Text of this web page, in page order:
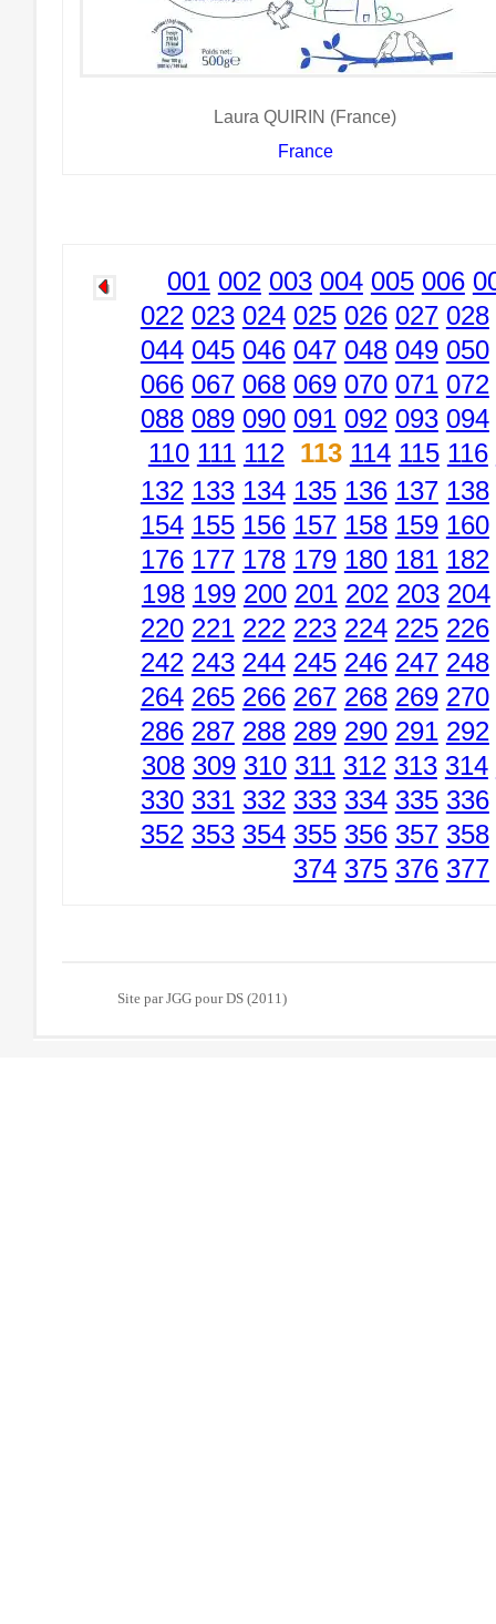
Laura QUIRIN (France)
France
001 002 003 004 005 006
022 023 024 025 026 027 028
044 045 046 047 048 049 050
066 067 068 069 070 071 072
088 089 090 091 092 093 094
110 111 112 113 114 115 116
132 133 134 135 136 137 138
154 155 156 157 158 159 160
176 177 178 179 180 181 182
198 199 200 201 202 203 204
220 221 222 223 224 225 226
242 243 244 245 246 247 248
264 265 266 267 268 269 270
286 287 288 289 290 291 292
308 309 310 311 312 313 314
330 331 332 333 334 335 336
352 353 354 355 356 357 358
374 375 376 377
Site par JGG pour DS (2011)